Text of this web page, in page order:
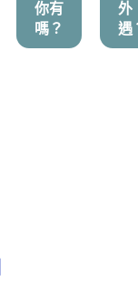
你有
嗎？
外
遇